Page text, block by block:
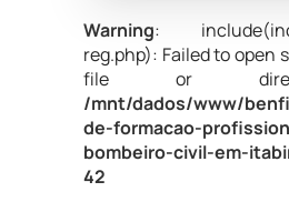
Warning:
reg.php): Failed to open
file or
/mnt/dados/www/
de-formacao-
bombeiro-civil-em-
42